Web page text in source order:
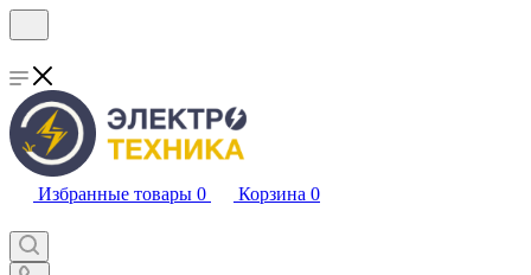
Избранные товары 0 Корзина 0